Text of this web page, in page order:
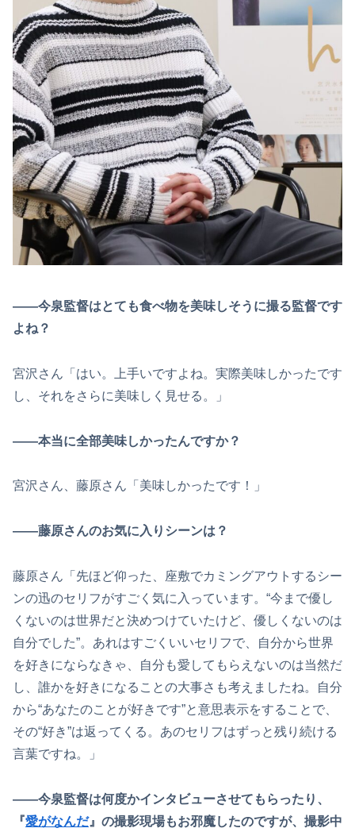
――今泉監督はとても食べ物を美味しそうに撮る監督です
よね？
宮沢さん「はい。上手いですよね。実際美味しかったです
し、それをさらに美味しく見せる。」
――本当に全部美味しかったんですか？
宮沢さん、藤原さん「美味しかったです！」
――藤原さんのお気に入りシーンは？
藤原さん「先ほど仰った、座敷でカミングアウトするシー
ンの迅のセリフがすごく気に入っています。“今まで優し
くないのは世界だと決めつけていたけど、優しくないのは
自分でした”。あれはすごくいいセリフで、自分から世界
を好きにならなきゃ、自分も愛してもらえないのは当然だ
し、誰かを好きになることの大事さも考えましたね。自分
から“あなたのことが好きです”と意思表示をすることで、
その“好き”は返ってくる。あのセリフはずっと残り続ける
言葉ですね。」
――今泉監督は何度かインタビューさせてもらったり、
『愛がなんだ』の撮影現場もお邪魔したのですが、撮影中